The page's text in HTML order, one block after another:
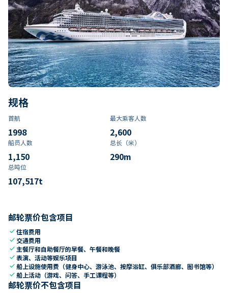
规格
首航
1998
最大乘客人数
2,600
船员人数
1,150
总长（米）
290m
总吨位
107,517t
邮轮票价包含项目
check住宿费用
check 交通费用
check 主餐厅和自助餐厅的早餐、午餐和晚餐
check表演、活动等娱乐项目
check船上设施使用费（健身中心、游泳池、按摩浴缸、俱乐部酒廊、图书馆等）
check船上活动（游戏、问答、手工课程等）
邮轮票价不包含项目